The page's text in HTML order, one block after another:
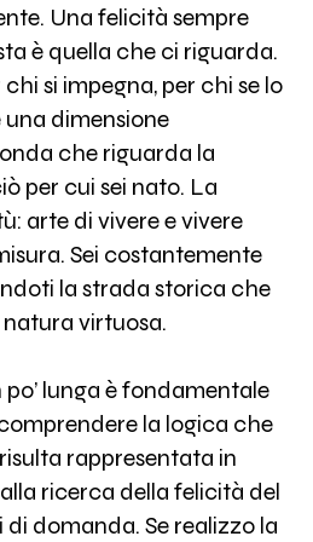
Una felicità sempre
è quella che ci riguarda.
si impegna, per chi se lo
dimensione
che riguarda la
per cui sei nato. La
arte di vivere e vivere
Sei costantemente
la strada storica che
virtuosa.
lunga è fondamentale
la logica che
rappresentata in
ricerca della felicità del
di domanda. Se realizzo la